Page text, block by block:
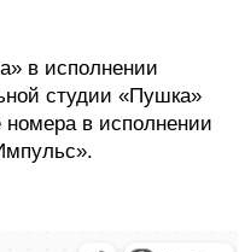
в исполнении
студии «Пушка»
в исполнении